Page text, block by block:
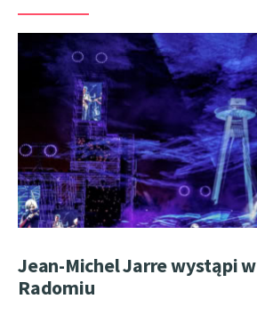
Jean-Michel Jarre wystąpi w
Radomiu